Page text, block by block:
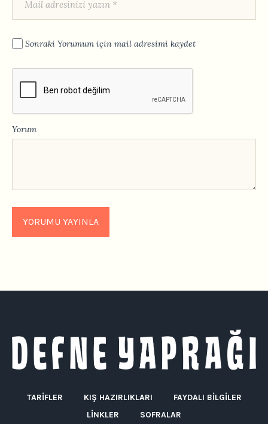
Sonraki Yorumum için mail adresimi kaydet
Yorum
TARIFLER KIŞ HAZIRLIKLARI
FAYDALI BILGILER
LINKLER
SOFRALAR